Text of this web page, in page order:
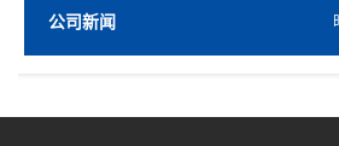
公司新闻